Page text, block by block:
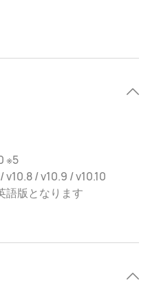
※5
v10.8 / v10.9 / v10.10
語版となります